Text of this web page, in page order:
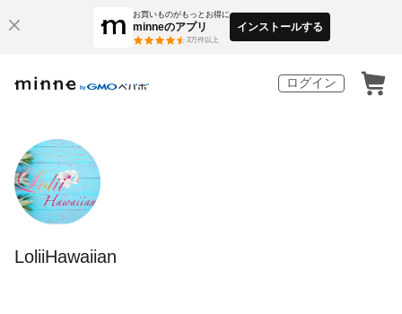
お買いものがもっとお得に
minneのアプリ
3万件以上
インストールする
ログイン
LoliiHawaiian